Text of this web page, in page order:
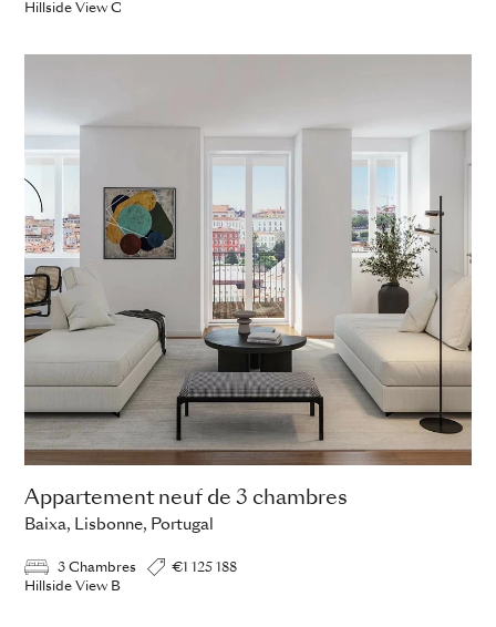
Hillside View C
Appartement neuf de 3 chambres
Baixa, Lisbonne, Portugal
3 Chambres
€1 125 188
Hillside View B